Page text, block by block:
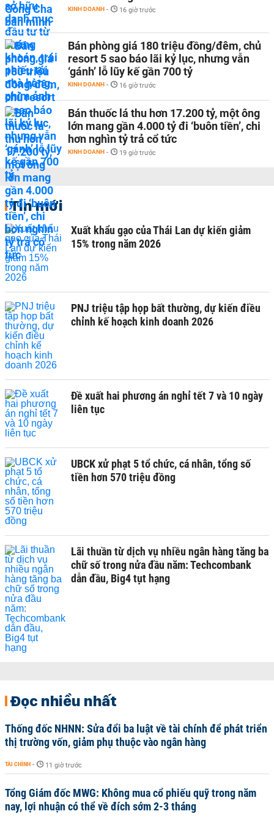
KINH DOANH - 16 giờ trước
Bán phòng giá 180 triệu đồng/đêm, chủ
resort 5 sao báo lãi kỷ lục, nhưng vẫn
‘gánh’ lỗ lũy kế gần 700 tỷ
KINH DOANH - 16 giờ trước
Bán thuốc lá thu hơn 17.200 tỷ, một ông
lớn mang gần 4.000 tỷ đi ‘buôn tiền’, chi
hơn nghìn tỷ trả cổ tức
KINH DOANH - 19 giờ trước
Tin mới
Xuất khẩu gạo của Thái Lan dự kiến giảm
15% trong năm 2026
PNJ triệu tập họp bất thường, dự kiến điều
chỉnh kế hoạch kinh doanh 2026
Đề xuất hai phương án nghỉ tết 7 và 10 ngày
liên tục
UBCK xử phạt 5 tổ chức, cá nhân, tổng số
tiền hơn 570 triệu đồng
Lãi thuần từ dịch vụ nhiều ngân hàng tăng ba
chữ số trong nửa đầu năm: Techcombank
dẫn đầu, Big4 tụt hạng
Đọc nhiều nhất
Thống đốc NHNN: Sửa đổi ba luật về tài chính để phát triển
thị trường vốn, giảm phụ thuộc vào ngân hàng
TÀI CHÍNH - 11 giờ trước
Tổng Giám đốc MWG: Không mua cổ phiếu quỹ trong năm
nay, lợi nhuận có thể về đích sớm 2-3 tháng